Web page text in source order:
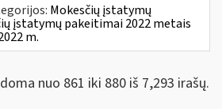
Mokesčių įstatymų
įstatymų pakeitimai 2022 metais
m.
nuo 861 iki 880 iš 7,293 irašų.